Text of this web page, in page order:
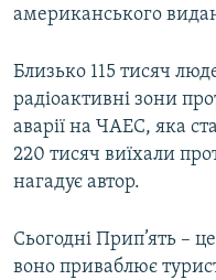
американського
Близько 115 тисяч
радіоактивні зони
аварії на ЧАЕС, яка
220 тисяч виїхали
нагадує автор.
Сьогодні Прип’ять –
воно приваблює